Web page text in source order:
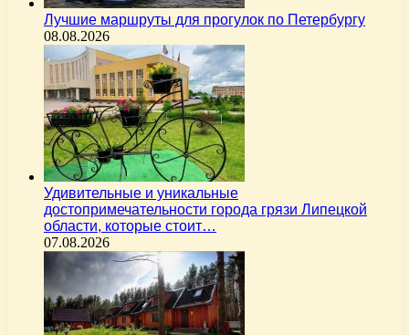
Лучшие маршруты для прогулок по Петербургу
08.08.2026
Удивительные и уникальные
достопримечательности города грязи Липецкой
области, которые стоит…
07.08.2026